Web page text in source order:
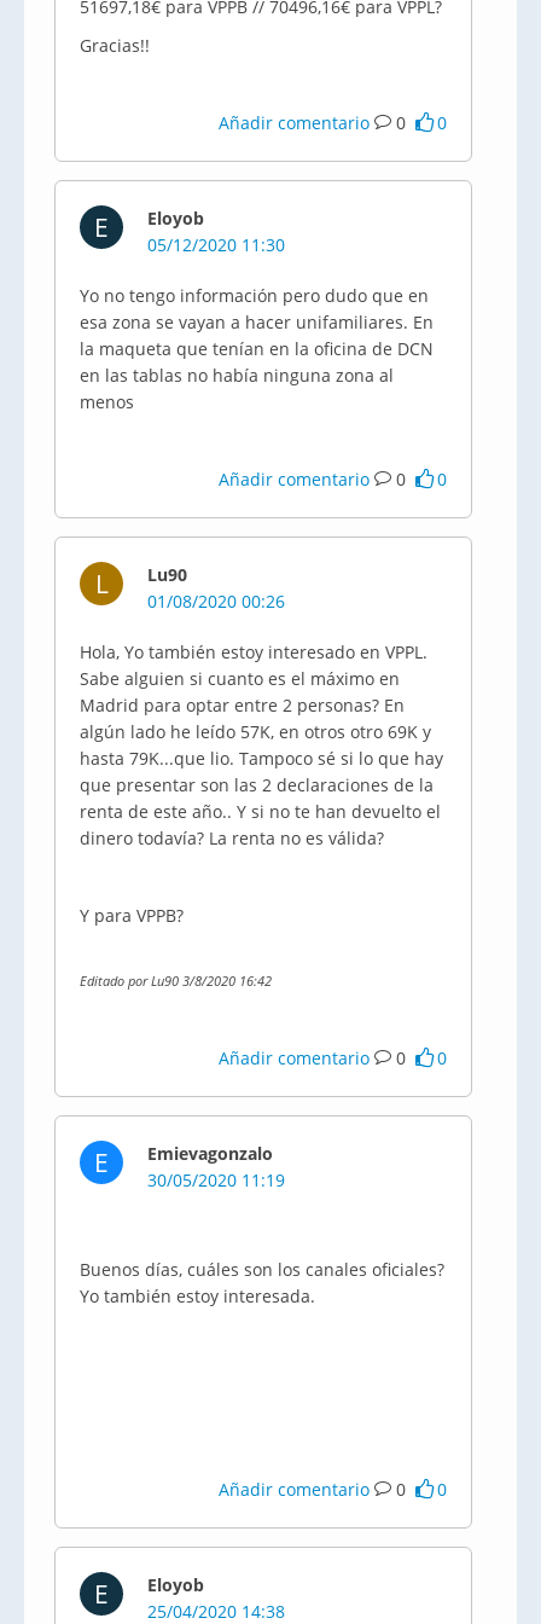
51697,18€ para VPPB // 70496,16€ para VPPL?
Gracias!!
Añadir comentario 0 0
E
Eloyob
05/12/2020 11:30
Yo no tengo información pero dudo que en
esa zona se vayan a hacer unifamiliares. En
la maqueta que tenían en la oficina de DCN
en las tablas no había ninguna zona al
menos
Añadir comentario 0 0
L
Lu90
01/08/2020 00:26
Hola, Yo también estoy interesado en VPPL.
Sabe alguien si cuanto es el máximo en
Madrid para optar entre 2 personas? En
algún lado he leído 57K, en otros otro 69K y
hasta 79K...que lio. Tampoco sé si lo que hay
que presentar son las 2 declaraciones de la
renta de este año.. Y si no te han devuelto el
dinero todavía? La renta no es válida?
Y para VPPB?
Editado por Lu90 3/8/2020 16:42
Añadir comentario 0 0
E
Emievagonzalo
30/05/2020 11:19
Buenos días, cuáles son los canales oficiales?
Yo también estoy interesada.
Añadir comentario 0 0
E
Eloyob
25/04/2020 14:38